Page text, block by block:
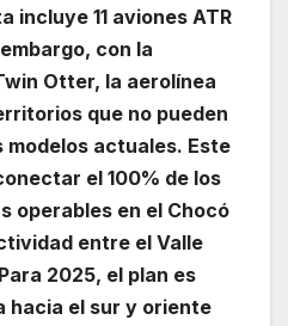
incluye 11 aviones ATR
con la
Otter, la aerolínea
que no pueden
actuales. Este
el 100% de los
operables en el Chocó
entre el Valle
2025, el plan es
hacia el sur y oriente